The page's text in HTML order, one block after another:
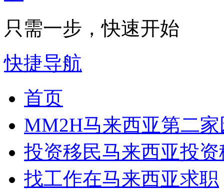
只需一步，快速开始
快捷导航
首页
MM2H马来西亚第二家
投资移民马来西亚投资
找工作在马来西亚求职